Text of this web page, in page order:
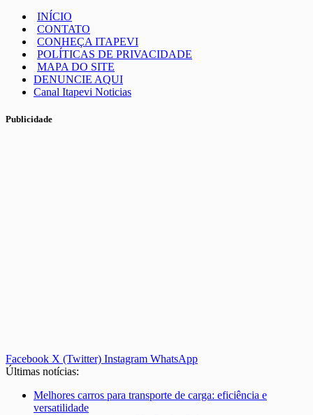
INÍCIO
CONTATO
CONHEÇA ITAPEVI
POLÍTICAS DE PRIVACIDADE
MAPA DO SITE
DENUNCIE AQUI
Canal Itapevi Noticias
Publicidade
Facebook X (Twitter) Instagram WhatsApp
Últimas notícias:
Melhores carros para transporte de carga: eficiência e
versatilidade